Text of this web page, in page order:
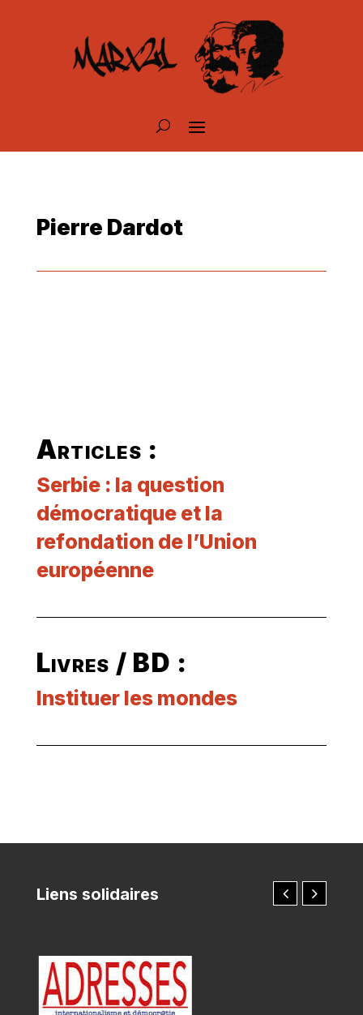
Pierre Dardot
Articles :
Serbie : la question
démocratique et la
refondation de l’Union
européenne
Livres / BD :
Instituer les mondes
Liens solidaires